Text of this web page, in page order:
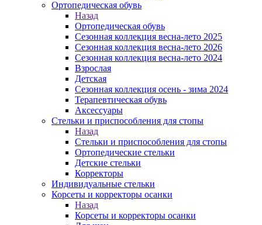
Ортопедическая обувь
Назад
Ортопедическая обувь
Сезонная коллекция весна-лето 2025
Сезонная коллекция весна-лето 2026
Сезонная коллекция весна-лето 2024
Взрослая
Детская
Сезонная коллекция осень - зима 2024
Терапевтическая обувь
Аксессуары
Стельки и приспособления для стопы
Назад
Стельки и приспособления для стопы
Ортопедические стельки
Детские стельки
Корректоры
Индивидуальные стельки
Корсеты и корректоры осанки
Назад
Корсеты и корректоры осанки